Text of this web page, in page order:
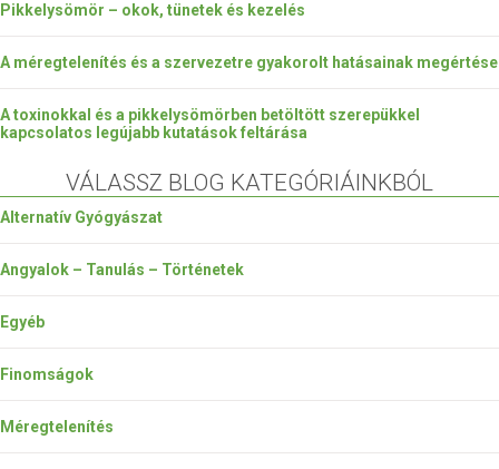
Pikkelysömör – okok, tünetek és kezelés
A méregtelenítés és a szervezetre gyakorolt hatásainak megértése
A toxinokkal és a pikkelysömörben betöltött szerepükkel
kapcsolatos legújabb kutatások feltárása
VÁLASSZ BLOG KATEGÓRIÁINKBÓL
Alternatív Gyógyászat
Angyalok – Tanulás – Történetek
Egyéb
Finomságok
Méregtelenítés